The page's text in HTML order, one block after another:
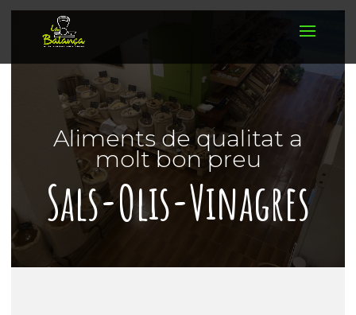
Aliments de qualitat a
molt bon preu
Sals-Olis-Vinagres